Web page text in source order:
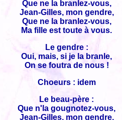
Que ne la branlez-vous,
Jean-Gilles, mon gendre,
Que ne la branlez-vous,
Ma fille est toute à vous.
Le gendre :
Oui, mais, si je la branle,
On se foutra de nous !
Choeurs : idem
Le beau-père :
Que n'la gougnotez-vous,
Jean-Gilles, mon gendre,